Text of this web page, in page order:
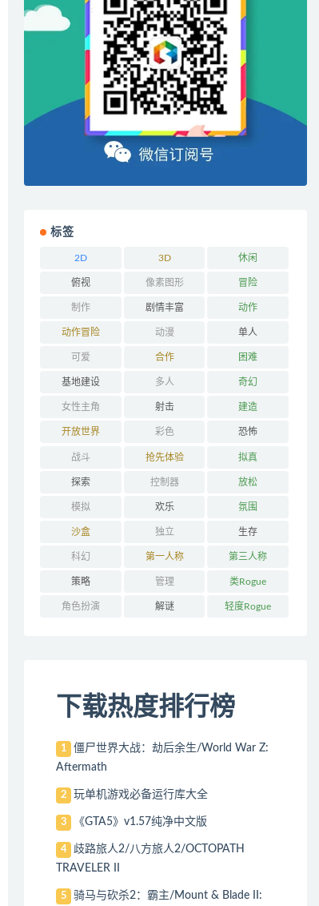
标签
2D 3D 休闲
俯视 像素图形 冒险
制作 剧情丰富 动作
动作冒险 动漫 单人
可爱 合作 困难
基地建设 多人 奇幻
女性主角 射击 建造
开放世界 彩色 恐怖
战斗 抢先体验 拟真
探索 控制器 放松
模拟 欢乐 氛围
沙盒 独立 生存
科幻 第一人称 第三人称
策略 管理 类Rogue
角色扮演 解谜 轻度Rogue
下载热度排行榜
1
僵尸世界大战：劫后余生/World War Z:
Aftermath
2 玩单机游戏必备运行库大全
3 《GTA5》v1.57纯净中文版
4
歧路旅人2/八方旅人2/OCTOPATH
TRAVELER II
5
骑马与砍杀2：霸主/Mount & Blade II: